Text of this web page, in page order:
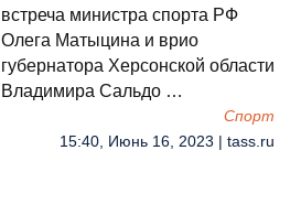
встреча министра спорта РФ
Олега Матыцина и врио
губернатора Херсонской области
Владимира Сальдо …
Спорт
15:40, Июнь 16, 2023 | tass.ru